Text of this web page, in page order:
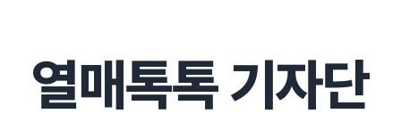
열매톡톡 기자단